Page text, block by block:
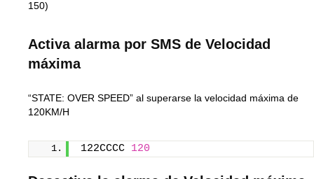
150)
Activa alarma por SMS de Velocidad
máxima
“STATE: OVER SPEED” al superarse la velocidad máxima de
120KM/H
122CCCC 120